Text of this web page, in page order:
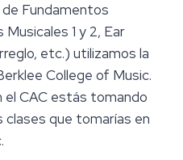
Fundamentos
1 y 2, Ear
etc.) utilizamos la
College of Music.
CAC estás tomando
que tomarías en